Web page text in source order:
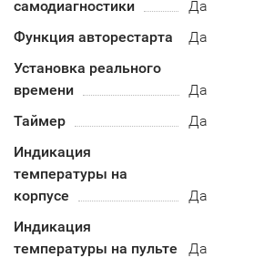
самодиагностики
Да
Функция авторестарта
Да
Установка реального
времени
Да
Таймер
Да
Индикация
температуры на
корпусе
Да
Индикация
температуры на пульте
Да